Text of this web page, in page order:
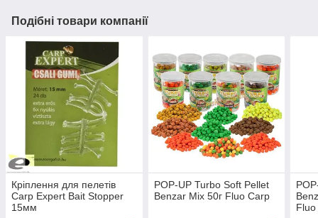
Подібні товари компанії
Кріплення для пелетів
Carp Expert Bait Stopper
15мм
POP-UP Turbo Soft Pellet
Benzar Mix 50г Fluo Carp